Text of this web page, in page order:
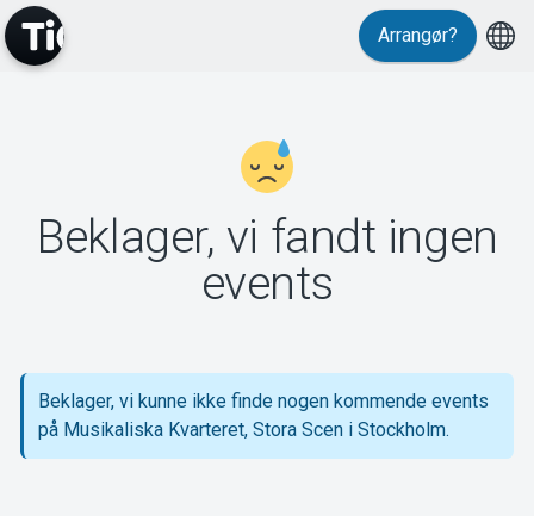
Support
Om Tickster
Arrangør?
Beklager, vi fandt ingen
events
Beklager, vi kunne ikke finde nogen kommende events
på Musikaliska Kvarteret, Stora Scen i Stockholm.